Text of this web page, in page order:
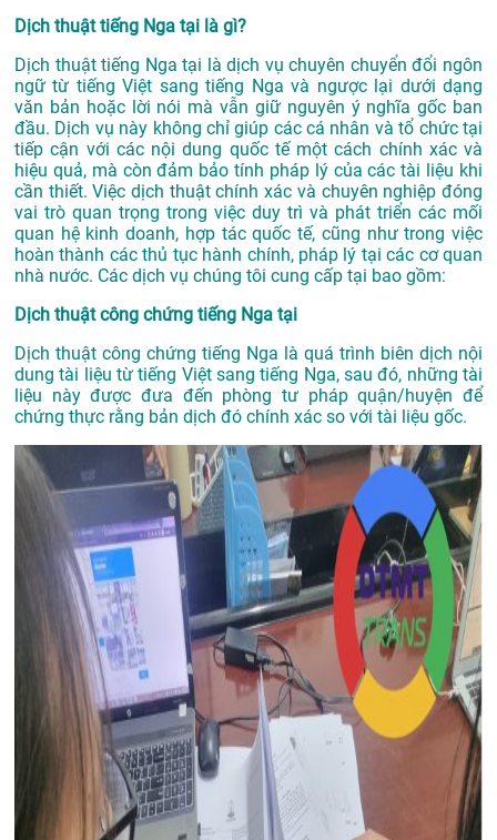
Dịch thuật tiếng Nga tại là gì?
Dịch thuật tiếng Nga tại là dịch vụ chuyên chuyển đổi ngôn
ngữ từ tiếng Việt sang tiếng Nga và ngược lại dưới dạng
văn bản hoặc lời nói mà vẫn giữ nguyên ý nghĩa gốc ban
đầu. Dịch vụ này không chỉ giúp các cá nhân và tổ chức tại
tiếp cận với các nội dung quốc tế một cách chính xác và
hiệu quả, mà còn đảm bảo tính pháp lý của các tài liệu khi
cần thiết. Việc dịch thuật chính xác và chuyên nghiệp đóng
vai trò quan trọng trong việc duy trì và phát triển các mối
quan hệ kinh doanh, hợp tác quốc tế, cũng như trong việc
hoàn thành các thủ tục hành chính, pháp lý tại các cơ quan
nhà nước. Các dịch vụ chúng tôi cung cấp tại bao gồm:
Dịch thuật công chứng tiếng Nga tại
Dịch thuật công chứng tiếng Nga là quá trình biên dịch nội
dung tài liệu từ tiếng Việt sang tiếng Nga, sau đó, những tài
liệu này được đưa đến phòng tư pháp quận/huyện để
chứng thực rằng bản dịch đó chính xác so với tài liệu gốc.